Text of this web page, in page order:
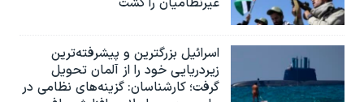
اسرائيل بزرگترین و پیشرفته‌ترین
زیردریایی خود را از آلمان تحویل
گرفت؛ کارشناسان: گزینه‌های نظامی در